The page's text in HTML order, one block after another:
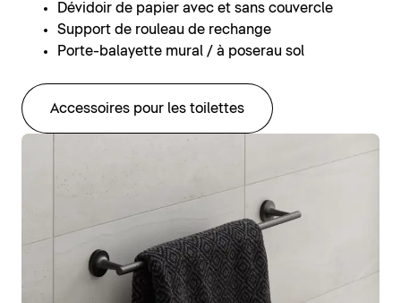
Dévidoir de papier avec et sans couvercle
Support de rouleau de rechange
Porte-balayette mural / à poserau sol
Accessoires pour les toilettes